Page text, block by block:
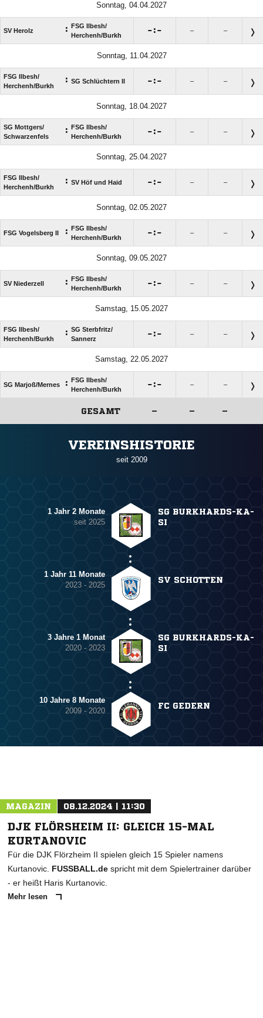
Sonntag, 04.04.2027
SV Herolz :
FSG Ilbesh/​
Herchenh/​Burkh
: – –
Sonntag, 11.04.2027
FSG Ilbesh/​
Herchenh/​Burkh
: SG Schlüchtern II : – –
Sonntag, 18.04.2027
SG Mottgers/​
Schwarzenfels
:
FSG Ilbesh/​
Herchenh/​Burkh
: – –
Sonntag, 25.04.2027
FSG Ilbesh/​
Herchenh/​Burkh
: SV Höf und Haid : – –
Sonntag, 02.05.2027
FSG Vogelsberg II :
FSG Ilbesh/​
Herchenh/​Burkh
: – –
Sonntag, 09.05.2027
SV Niederzell :
FSG Ilbesh/​
Herchenh/​Burkh
: – –
Samstag, 15.05.2027
FSG Ilbesh/​
Herchenh/​Burkh
: SG Sterbfritz/​
Sannerz
: – –
Samstag, 22.05.2027
SG Marjoß/​Mernes :
FSG Ilbesh/​
Herchenh/​Burkh
: – –
GESAMT – – –
VEREINSHISTORIE
seit 2009
1 Jahr 2 Monate
seit 2025
SG BURKHARDS-KA-
SI
1 Jahr 11 Monate
2023 - 2025
SV SCHOTTEN
3 Jahre 1 Monat
2020 - 2023
SG BURKHARDS-KA-
SI
10 Jahre 8 Monate
2009 - 2020
FC GEDERN
MAGAZIN 08.12.2024 | 11:30
DJK FLÖRSHEIM II: GLEICH 15-MAL
KURTANOVIC
Für die DJK Flörzheim II spielen gleich 15 Spieler namens
Kurtanovic. FUSSBALL.de spricht mit dem Spielertrainer darüber
- er heißt Haris Kurtanovic.
Mehr lesen